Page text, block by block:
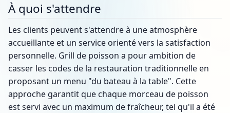
À quoi s'attendre
Les clients peuvent s'attendre à une atmosphère
accueillante et un service orienté vers la satisfaction
personnelle. Grill de poisson a pour ambition de
casser les codes de la restauration traditionnelle en
proposant un menu "du bateau à la table". Cette
approche garantit que chaque morceau de poisson
est servi avec un maximum de fraîcheur, tel qu'il a été